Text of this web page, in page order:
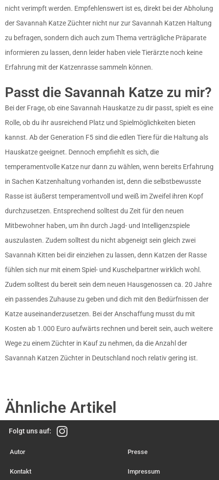
nicht verimpft werden. Empfehlenswert ist es, direkt bei der Abholung
der Savannah Katze Züchter nicht nur zur Savannah Katzen Haltung
zu befragen, sondern dich auch zum Thema verträgliche Präparate
informieren zu lassen, denn leider haben viele Tierärzte noch keine
Erfahrung mit der Katzenrasse sammeln können.
Passt die Savannah Katze zu mir?
Bei der Frage, ob eine Savannah Hauskatze zu dir passt, spielt es eine
Rolle, ob du ihr ausreichend Platz und Spielmöglichkeiten bieten
kannst. Ab der Generation F5 sind die edlen Tiere für die Haltung als
Hauskatze geeignet. Dennoch empfiehlt es sich, die
temperamentvolle Katze nur dann zu wählen, wenn bereits Erfahrung
in Sachen Katzenhaltung vorhanden ist, denn die selbstbewusste
Rasse ist äußerst temperamentvoll und weiß im Zweifel ihren Kopf
durchzusetzen. Entsprechend solltest du Zeit für den neuen
Mitbewohner haben, um ihn durch Jagd- und Intelligenzspiele
auszulasten. Zudem solltest du nicht abgeneigt sein gleich zwei
Savannah Kitten bei dir einziehen zu lassen, denn Katzen der Rasse
fühlen sich nur mit einem Spiel- und Kuschelpartner wirklich wohl.
Zudem solltest du bereit sein dem neuen Hausgenossen ca. 20 Jahre
ein passendes Zuhause zu geben und dich mit den Bedürfnissen der
Katze auseinanderzusetzen. Bei der Anschaffung musst du mit
Kosten ab 1.000 Euro aufwärts rechnen und bereit sein, auch weitere
Wege zu einem Züchter in Kauf zu nehmen, da die Anzahl der
Savannah Katzen Züchter in Deutschland noch relativ gering ist.
Ähnliche Artikel
Folgt uns auf:
Autor Presse
Kontakt Impressum